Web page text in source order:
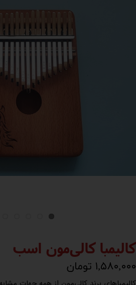
کالیمبا کالی‌مون اسب
۱,۵۸۰,۰۰۰ تومان